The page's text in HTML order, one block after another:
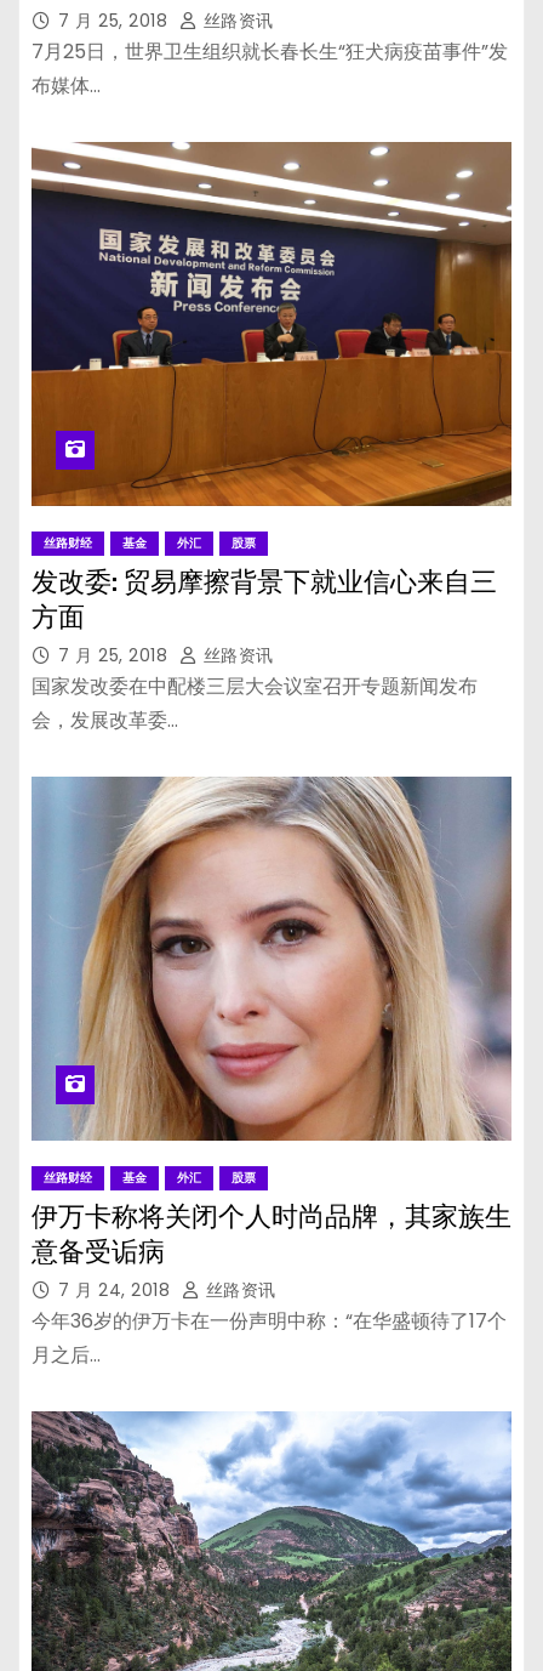
7 月 25, 2018 丝路资讯
7月25日，世界卫生组织就长春长生“狂犬病疫苗事件”发
布媒体…
丝路财经 基金 外汇 股票
发改委: 贸易摩擦背景下就业信心来自三
方面
7 月 25, 2018 丝路资讯
国家发改委在中配楼三层大会议室召开专题新闻发布
会，发展改革委…
丝路财经 基金 外汇 股票
伊万卡称将关闭个人时尚品牌，其家族生
意备受诟病
7 月 24, 2018 丝路资讯
今年36岁的伊万卡在一份声明中称：“在华盛顿待了17个
月之后…